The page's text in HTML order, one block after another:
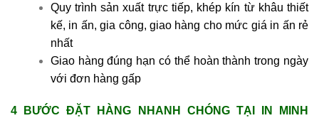
Quy trình sản xuất trực tiếp, khép kín từ khâu thiết
kế, in ấn, gia công, giao hàng cho mức giá in ấn rẻ
nhất
Giao hàng đúng hạn có thể hoàn thành trong ngày
với đơn hàng gấp
4 BƯỚC ĐẶT HÀNG NHANH CHÓNG TẠI IN MINH